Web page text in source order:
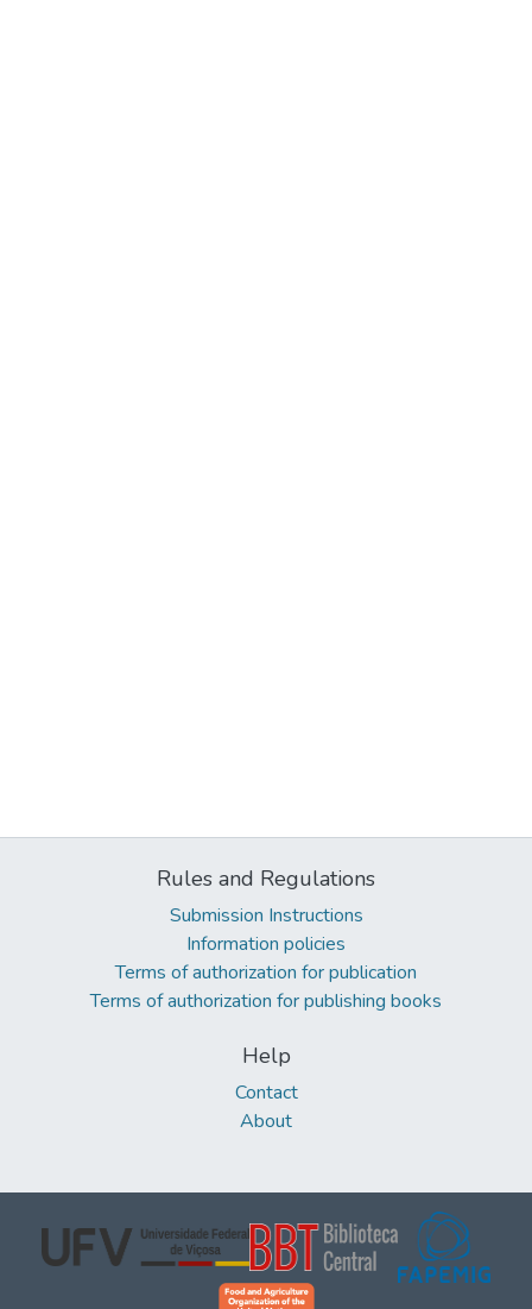
Rules and Regulations
Submission Instructions
Information policies
Terms of authorization for publication
Terms of authorization for publishing books
Help
Contact
About